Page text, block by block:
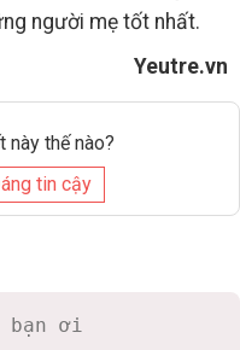
người mẹ tốt nhất.
Yeutre.vn
này thế nào?
tin cậy